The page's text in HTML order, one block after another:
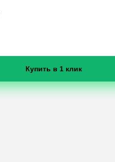
Купить в 1 клик